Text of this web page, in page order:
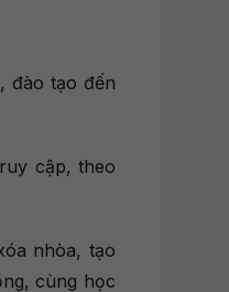
đào tạo đến
cập, theo
nhòa, tạo
cùng học